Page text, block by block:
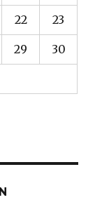
22 23
29 30